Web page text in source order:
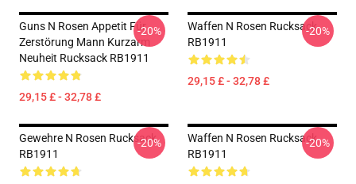
Guns N Rosen Appetit Für
Zerstörung Mann Kurzarm
Neuheit Rucksack RB1911
29,15 £ - 32,78 £
-20%
Waffen N Rosen Rucksack
RB1911
29,15 £ - 32,78 £
-20%
Gewehre N Rosen Rucksack
RB1911
-20%
Waffen N Rosen Rucksack
RB1911
-20%